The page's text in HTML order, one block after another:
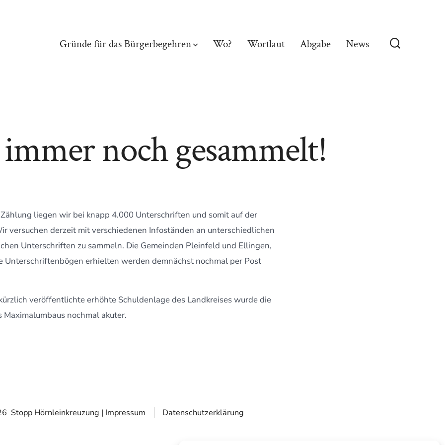
Gründe für das Bürgerbegehren Wo? Wortlaut Abgabe News
noch gesammelt!
liegen wir bei knapp 4.000 Unterschriften und somit auf der
versuchen derzeit mit verschiedenen Infoständen an unterschiedlichen
Unterschriften zu sammeln. Die Gemeinden Pleinfeld und Ellingen,
Unterschriftenbögen erhielten werden demnächst nochmal per Post
veröffentlichte erhöhte Schuldenlage des Landkreises wurde die
nochmal akuter.
Stopp Hörnleinkreuzung | Impressum Datenschutzerklärung